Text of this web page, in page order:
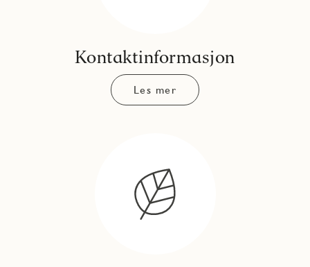
Kontaktinformasjon
Les mer